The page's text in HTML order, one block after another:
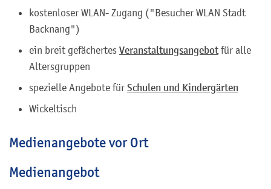
kostenloser WLAN- Zugang ("Besucher WLAN Stadt
Backnang")
ein breit gefächertes Veranstaltungsangebot für alle
Altersgruppen
spezielle Angebote für Schulen und Kindergärten
Wickeltisch
Medienangebote vor Ort
Medienangebot